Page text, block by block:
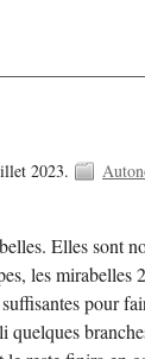
2023.
Elles sont
les mirabelles
pour
quelques